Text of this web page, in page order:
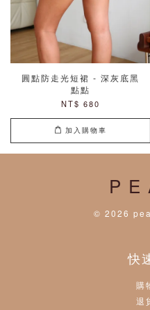
圓點防走光短裙 - 深灰底黑
點點
NT$ 680
加入購物車
P E
© 2026
快
購
退